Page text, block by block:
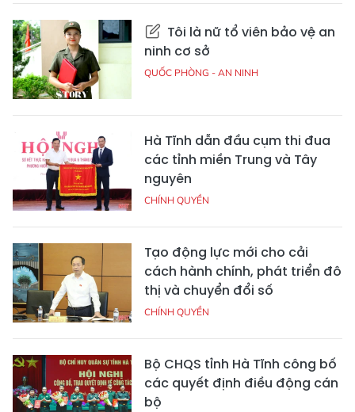
Tôi là nữ tổ viên bảo vệ an
ninh cơ sở
QUỐC PHÒNG - AN NINH
Hà Tĩnh dẫn đầu cụm thi đua
các tỉnh miền Trung và Tây
nguyên
CHÍNH QUYỀN
Tạo động lực mới cho cải
cách hành chính, phát triển đô
thị và chuyển đổi số
CHÍNH QUYỀN
Bộ CHQS tỉnh Hà Tĩnh công bố
các quyết định điều động cán
bộ